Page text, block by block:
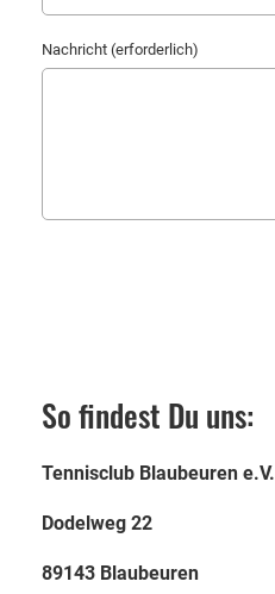
Nachricht (erforderlich)
So findest Du uns:
Tennisclub Blaubeuren e.V.
Dodelweg 22
89143 Blaubeuren